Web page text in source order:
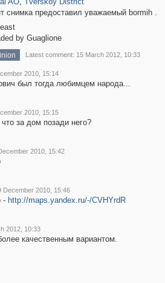
снимка предоставил уважаемый bormih .
by Guaglione
Latest comment: 15 March 2012, 10:33
2010, 15:14
был тогда любимцем народа...
2010, 15:15
за дом позади него?
2010, 15:42
December 2010, 15:46
- http://maps.yandex.ru/-/CVHYrdR
2012, 10:33
качественным вариантом.